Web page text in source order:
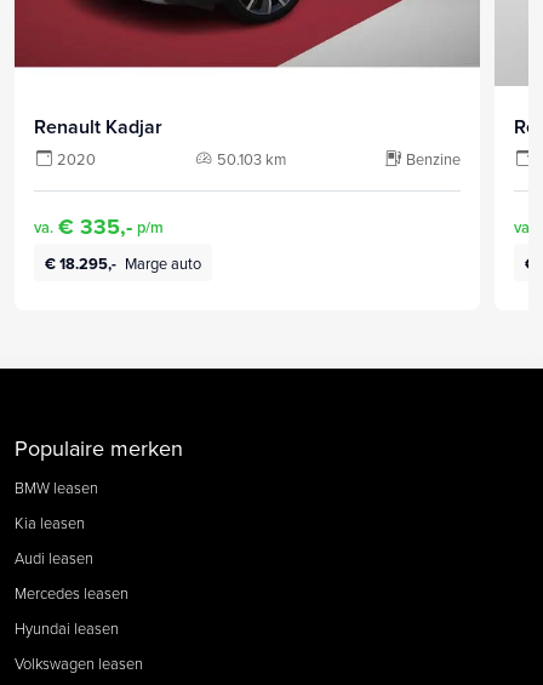
Renault Kadjar
2020 50.103 km Benzine
va. € 335,- p/m
€ 18.295,- Marge auto
va.
€
Populaire merken
BMW leasen
Kia leasen
Audi leasen
Mercedes leasen
Hyundai leasen
Volkswagen leasen